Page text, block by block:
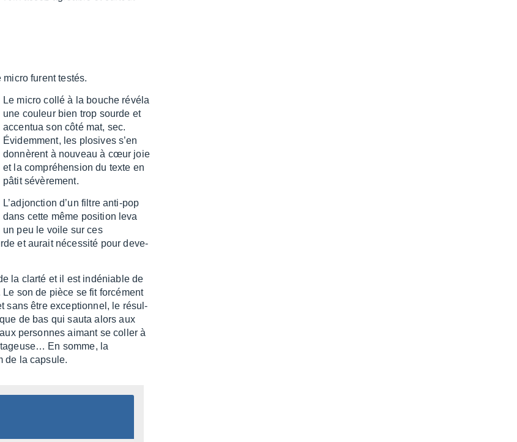
furent testés.
Le micro collé à la bouche révéla
une couleur bien trop sourde et
accen­tua son côté mat, sec.
Évidem­ment, les plosives s’en
donnèrent à nouveau à cœur joie
et la compré­hen­sion du texte en
pâtit sévè­re­ment.
L’adjonc­tion d’un filtre anti-pop
dans cette même posi­tion leva
un peu le voile sur ces
et aurait néces­sité pour deve­
la clarté et il est indé­niable de
son de pièce se fit forcé­ment
sans être excep­tion­nel, le résul­
de bas qui sauta alors aux
personnes aimant se coller à
En somme, la
de la capsule.